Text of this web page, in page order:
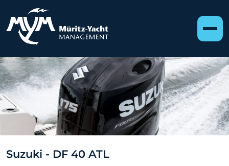
Suzuki - DF 40 ATL